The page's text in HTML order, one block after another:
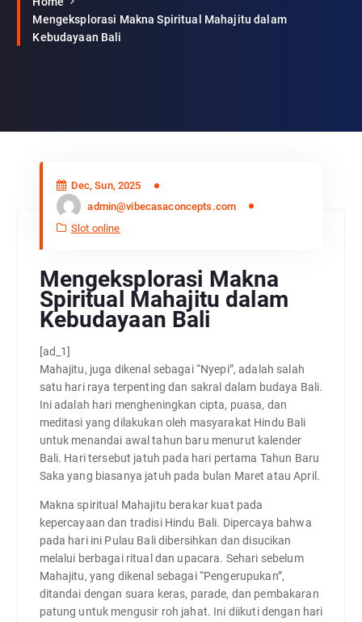
Mengeksplorasi Makna Spiritual Mahajitu dalam
Kebudayaan Bali
Dec, Sun, 2025
admin@vibecasaconcepts.com
Slot online
Mengeksplorasi Makna
Spiritual Mahajitu dalam
Kebudayaan Bali
[ad_1]
Mahajitu, juga dikenal sebagai “Nyepi”, adalah salah
satu hari raya terpenting dan sakral dalam budaya Bali.
Ini adalah hari mengheningkan cipta, puasa, dan
meditasi yang dilakukan oleh masyarakat Hindu Bali
untuk menandai awal tahun baru menurut kalender
Bali. Hari tersebut jatuh pada hari pertama Tahun Baru
Saka yang biasanya jatuh pada bulan Maret atau April.
Makna spiritual Mahajitu berakar kuat pada
kepercayaan dan tradisi Hindu Bali. Dipercaya bahwa
pada hari ini Pulau Bali dibersihkan dan disucikan
melalui berbagai ritual dan upacara. Sehari sebelum
Mahajitu, yang dikenal sebagai “Pengerupukan”,
ditandai dengan suara keras, parade, dan pembakaran
patung untuk mengusir roh jahat. Ini diikuti dengan hari